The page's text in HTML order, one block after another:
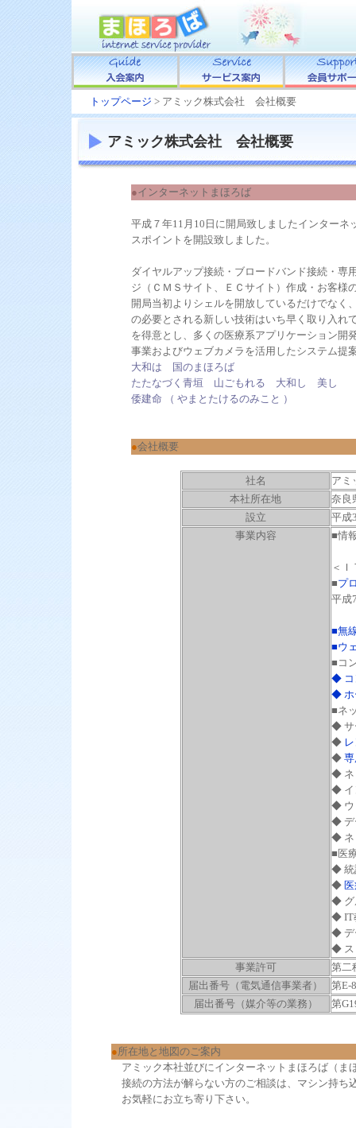
トップページ > アミック株式会社 会社概要
アミック株式会社 会社概要
●インターネットまほろば
平成７年11月10日に開局致しましたインター
スポイントを開設致しました。
ダイヤルアップ接続・ブロードバンド接続・専
ジ（ＣＭＳサイト、ＥＣサイト）作成・お客様
開局当初よりシェルを開放しているだけでなく
の必要とされる新しい技術はいち早く取り入れ
を得意とし、多くの医療系アプリケーション開
事業およびウェブカメラを活用したシステム提
大和は 国のまほろば
たたなづく青垣 山ごもれる 大和し 美し
倭建命 （ やまとたけるのみこと ）
●会社概要
社名
アミ
本社所在地
奈良
設立
平成
事業内容
■情
＜
■プ
平成
■無
■ウ
■コ
◆ コ
◆ ホ
■ネ
◆ サ
◆
◆
◆ ネ
◆ イ
◆ ウ
◆ デ
◆ ネ
■医
◆ 統
◆
◆ グ
◆ IT
◆ デ
◆ ス
事業許可
第二
届出番号（電気通信事業者）
第E-
届出番号（媒介等の業務）
第
●所在地と地図のご案内
アミック本社並びにインターネットまほろば（ま
接続の方法が解らない方のご相談は、マシン持ち
お気軽にお立ち寄り下さい。